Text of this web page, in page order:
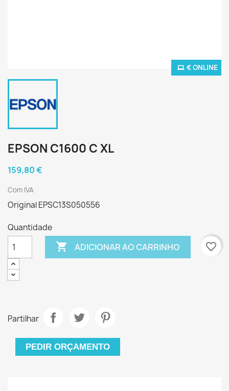
€ ONLINE
EPSON C1600 C XL
159,80 €
Com IVA
Original EPSC13S050556
Quantidade
 ADICIONAR AO CARRINHO favorite_border
Partilhar
PEDIR ORÇAMENTO